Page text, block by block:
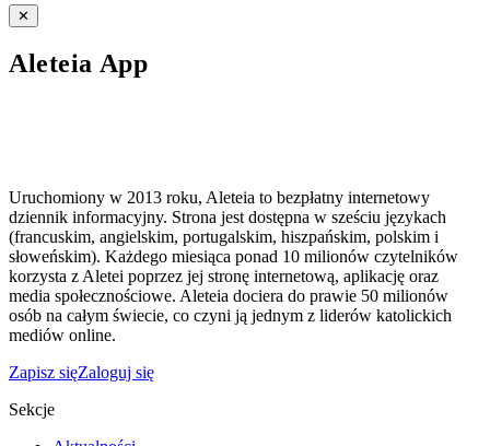
✕
Aleteia App
Uruchomiony w 2013 roku, Aleteia to bezpłatny internetowy
dziennik informacyjny. Strona jest dostępna w sześciu językach
(francuskim, angielskim, portugalskim, hiszpańskim, polskim i
słoweńskim). Każdego miesiąca ponad 10 milionów czytelników
korzysta z Aletei poprzez jej stronę internetową, aplikację oraz
media społecznościowe. Aleteia dociera do prawie 50 milionów
osób na całym świecie, co czyni ją jednym z liderów katolickich
mediów online.
Zapisz sięZaloguj się
Sekcje